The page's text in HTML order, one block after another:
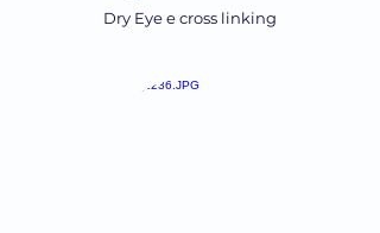
Dry Eye e cross linking